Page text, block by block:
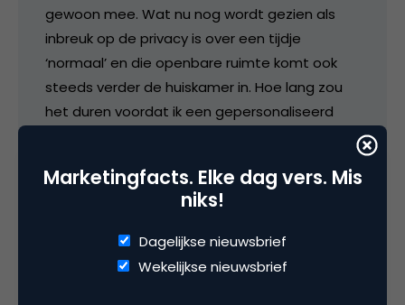
gewoon mee. Wat nu nog wordt gezien als
inbreuk op de privacy is over een tijdje
‘normaal’ en die openbare ruimte komt ook
steeds verder de huiskamer in. Hoe lang zou
het duren voordat ik een gepersonaliseerd
ontwrichten dus misschien duurt het toch nog
26 maart 2007 om 11:57
Marketingfacts. Elke dag vers. Mis
niks!
Dagelijkse nieuwsbrief
Wekelijkse nieuwsbrief